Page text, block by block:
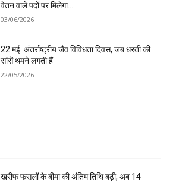
वेतन वाले पदों पर मिलेगा...
03/06/2026
22 मई: अंतर्राष्ट्रीय जैव विविधता दिवस, जब धरती की
सांसें थमने लगती हैं
22/05/2026
खरीफ फसलों के बीमा की अंतिम तिथि बढ़ी, अब 14